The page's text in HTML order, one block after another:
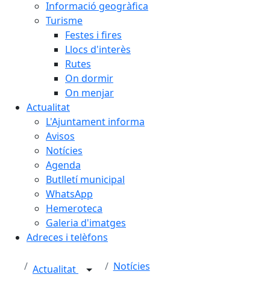
Informació geogràfica
Turisme
Festes i fires
Llocs d'interès
Rutes
On dormir
On menjar
Actualitat
L'Ajuntament informa
Avisos
Notícies
Agenda
Butlletí municipal
WhatsApp
Hemeroteca
Galeria d'imatges
Adreces i telèfons
Actualitat Notícies